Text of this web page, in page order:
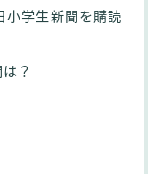
小学生新聞を購読
？